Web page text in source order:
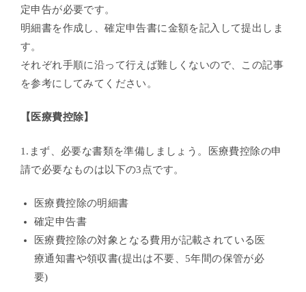
定申告が必要です。
明細書を作成し、確定申告書に金額を記入して提出しま
す。
それぞれ手順に沿って行えば難しくないので、この記事
を参考にしてみてください。
【医療費控除】
1.まず、必要な書類を準備しましょう。医療費控除の申
請で必要なものは以下の3点です。
医療費控除の明細書
確定申告書
医療費控除の対象となる費用が記載されている医
療通知書や領収書(提出は不要、5年間の保管が必
要)